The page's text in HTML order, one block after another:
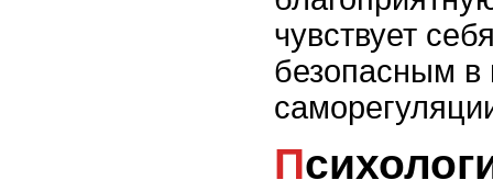
чувствует
безопасным в
Психологические основы